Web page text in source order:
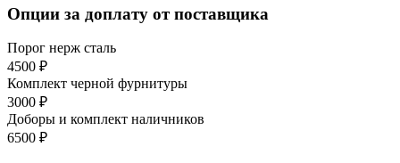
Опции за доплату от поставщика
Порог нерж сталь
4500 ₽
Комплект черной фурнитуры
3000 ₽
Доборы и комплект наличников
6500 ₽